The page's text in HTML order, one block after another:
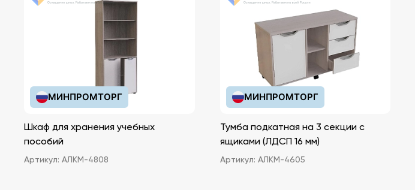
МИНПРОМТОРГ
Шкаф для хранения учебных
пособий
Артикул: АЛКМ-4808
МИНПРОМТОРГ
Тумба подкатная на 3 секции с
ящиками (ЛДСП 16 мм)
Артикул: АЛКМ-4605